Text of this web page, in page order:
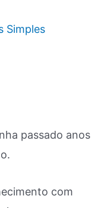
Simples
passado anos
com